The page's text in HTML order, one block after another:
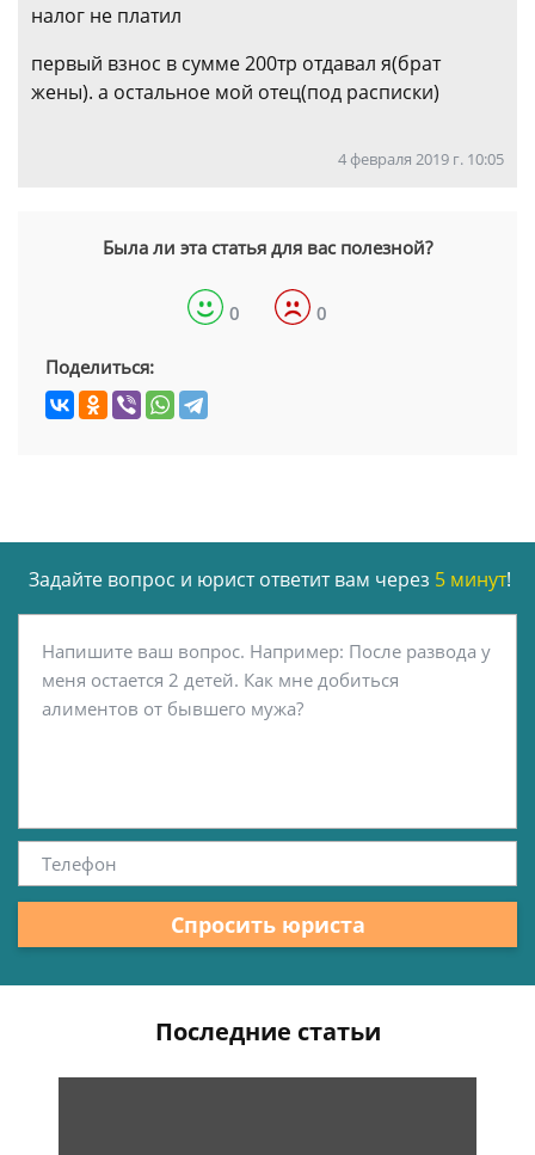
налог не платил
первый взнос в сумме 200тр отдавал я(брат
жены). а остальное мой отец(под расписки)
4 февраля 2019 г. 10:05
Была ли эта статья для вас полезной?
0 0
Поделиться:
Задайте вопрос и юрист ответит вам через 5 минут!
Спросить юриста
Последние статьи